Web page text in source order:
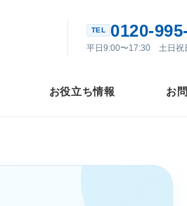
0120-
平日9:00〜17:30 土日祝
お役立ち情報 お